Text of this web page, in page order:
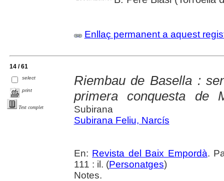
Enllaç permanent a aquest
14 / 61
select
print
Text complet
Riembau de Basella :
primera conquesta de
Subirana
Subirana Feliu, Narcís
En: Revista del Baix Empordà.
111 : il. (Personatges)
Notes.